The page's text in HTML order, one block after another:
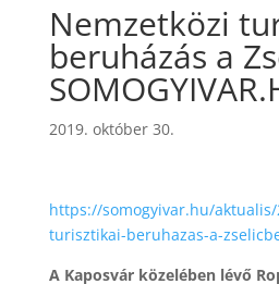
Nemzetközi
beruházás a
2019. október 30.
https://somogyivar.hu/
turisztikai-beruhazas-a-
A Kaposvár közelében lévő